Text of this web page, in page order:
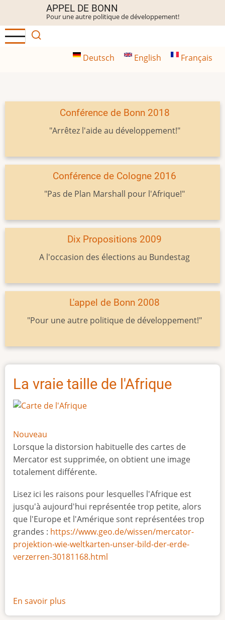
contenu
principal
APPEL DE BONN
Pour une autre politique de développement!
Deutsch English Français
Conférence de Bonn 2018
"Arrêtez l'aide au développement!"
Conférence de Cologne 2016
"Pas de Plan Marshall pour l'Afrique!"
Dix Propositions 2009
A l'occasion des élections au Bundestag
L'appel de Bonn 2008
"Pour une autre politique de développement!"
La vraie taille de l'Afrique
Nouveau
Lorsque la distorsion habituelle des cartes de
Mercator est supprimée, on obtient une image
totalement différente.
Lisez ici les raisons pour lesquelles l'Afrique est
jusqu'à aujourd'hui représentée trop petite, alors
que l'Europe et l'Amérique sont représentées trop
grandes : https://www.geo.de/wissen/mercator-
projektion-wie-weltkarten-unser-bild-der-erde-
verzerren-30181168.html
En savoir plus
La